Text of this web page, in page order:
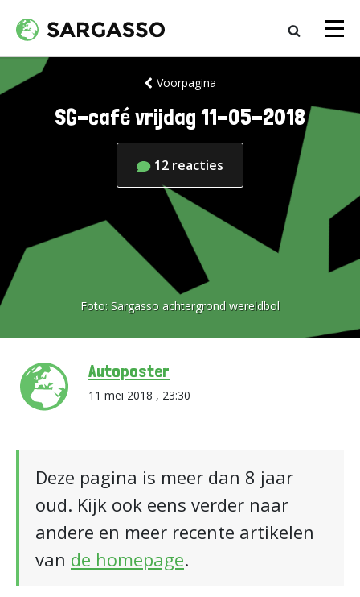
Voorpagina
SG-café vrijdag 11-05-2018
12 reacties
Foto: Sargasso achtergrond wereldbol
Autoposter
11 mei 2018 , 23:30
Deze pagina is meer dan 8 jaar
oud. Kijk ook eens verder naar
andere en meer recente artikelen
van de homepage.